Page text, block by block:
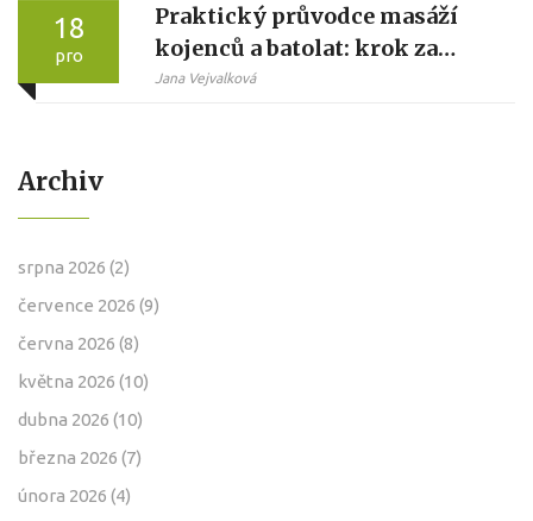
18
pro
Praktický průvodce masáží
kojenců a batolat: krok za
krokem pro klid, spánek a
Jana Vejvalková
Archiv
srpna 2026 (2)
července 2026 (9)
června 2026 (8)
května 2026 (10)
dubna 2026 (10)
března 2026 (7)
února 2026 (4)